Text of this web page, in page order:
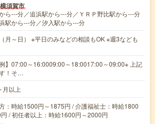
須賀市
ら---分／追浜駅から---分／ＹＲＰ野比駅から---分
駅から---分／汐入駅から---分
月～日） ※平日のみなどの相談もOK ※週3なども
例】07:00～16:0009:00～18:0017:00～09:00※ 上記
！そ…
月以上
：時給1500円～1875円 / 介護福祉士：時給1800
/ 初任者以上：時給1600円～2000円